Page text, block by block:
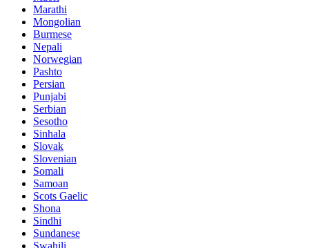
Marathi
Mongolian
Burmese
Nepali
Norwegian
Pashto
Persian
Punjabi
Serbian
Sesotho
Sinhala
Slovak
Slovenian
Somali
Samoan
Scots Gaelic
Shona
Sindhi
Sundanese